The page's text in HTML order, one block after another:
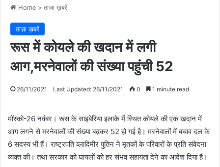
Home > ताज़ा ख़बरें
ताज़ा ख़बरें
रूस में कोयले की खदान में लगी
आग,मरनेवालों की संख्या पहुंची 52
26/11/2021 Last Updated: 26/11/2021 0 1 minute read
मॉस्को-26 नवंबर। रूस के साइबेरिया इलाके में स्थित कोयले की एक खदान में
आग लगने से मरनेवालों की संख्या बढ़कर 52 हो गई है। मरनेवालों में बचाव दल के
6 सदस्य भी हैं। राष्ट्रपति व्लादिमीर पुतिन ने मृतकों के परिवारों के प्रति संवेदना
व्यक्त की। तथा सरकार को घायलों को हर संभव सहायता देने का आदेश दिया है।